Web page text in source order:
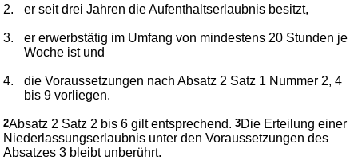
2. er seit drei Jahren die Aufenthaltserlaubnis besitzt,
3.
er erwerbstätig im Umfang von mindestens 20 Stunden je
Woche ist und
4.
die Voraussetzungen nach Absatz 2 Satz 1 Nummer 2, 4
bis 9 vorliegen.
2Absatz 2 Satz 2 bis 6 gilt entsprechend.3Die Erteilung einer
Niederlassungserlaubnis unter den Voraussetzungen des
Absatzes 3 bleibt unberührt.